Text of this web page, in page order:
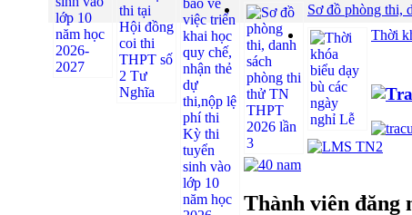
Sơ đồ phòng thi,
Thời
Thành viên đăng